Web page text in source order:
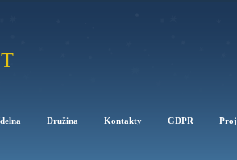
Družina Kontakty GDPR